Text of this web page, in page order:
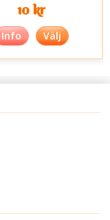
10 kr
Info Välj